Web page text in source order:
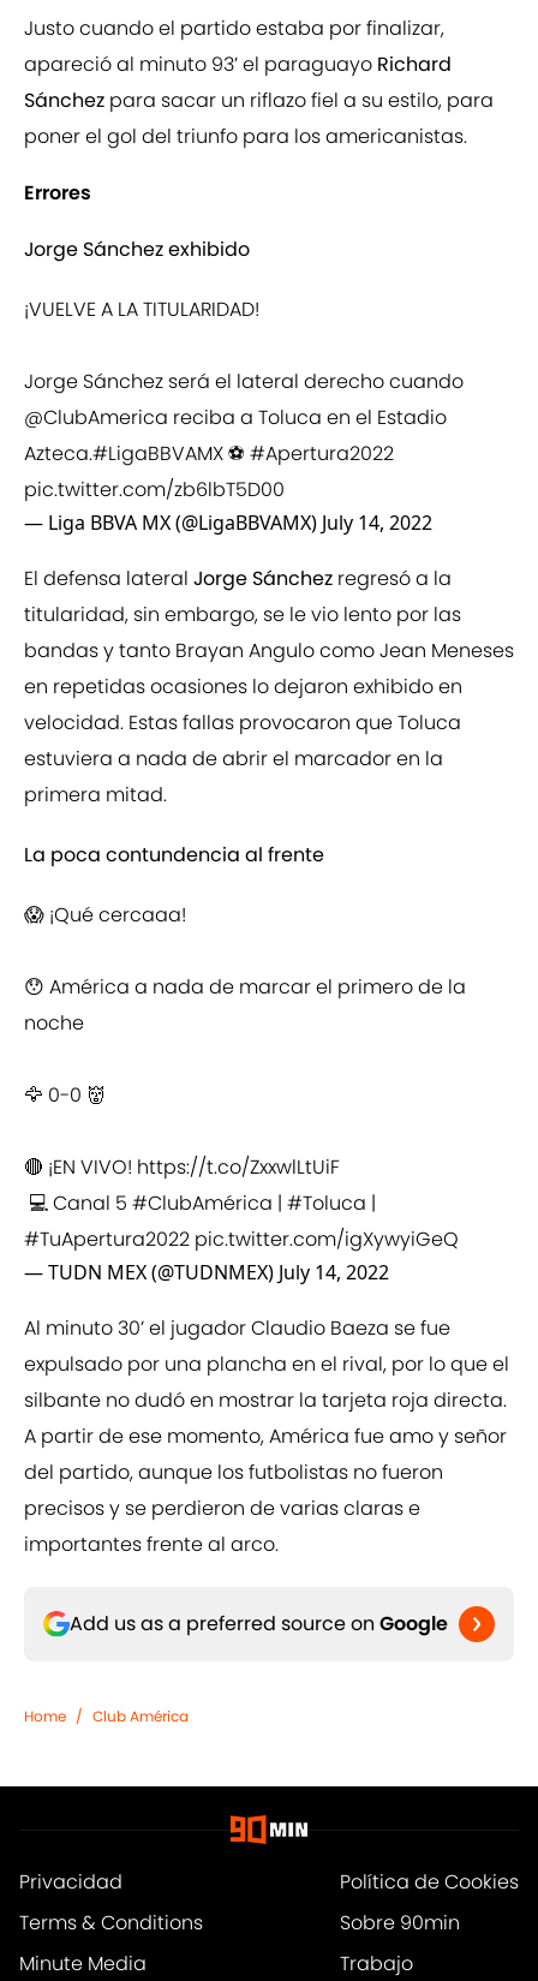
Justo cuando el partido estaba por finalizar,
apareció al minuto 93’ el paraguayo Richard
Sánchez para sacar un riflazo fiel a su estilo, para
poner el gol del triunfo para los americanistas.
Errores
Jorge Sánchez exhibido
¡VUELVE A LA TITULARIDAD!
Jorge Sánchez será el lateral derecho cuando
@ClubAmerica reciba a Toluca en el Estadio
Azteca.#LigaBBVAMX⚽ #Apertura2022
pic.twitter.com/zb6lbT5D00
— Liga BBVA MX (@LigaBBVAMX) July 14, 2022
El defensa lateral Jorge Sánchez regresó a la
titularidad, sin embargo, se le vio lento por las
bandas y tanto Brayan Angulo como Jean Meneses
en repetidas ocasiones lo dejaron exhibido en
velocidad. Estas fallas provocaron que Toluca
estuviera a nada de abrir el marcador en la
primera mitad.
La poca contundencia al frente
😱 ¡Qué cercaaa!
😯 América a nada de marcar el primero de la
noche
🦅 0-0 👹
🔴 ¡EN VIVO! https://t.co/ZxxwlLtUiF
💻 Canal 5 #ClubAmérica | #Toluca |
#TuApertura2022 pic.twitter.com/igXywyiGeQ
— TUDN MEX (@TUDNMEX) July 14, 2022
Al minuto 30’ el jugador Claudio Baeza se fue
expulsado por una plancha en el rival, por lo que el
silbante no dudó en mostrar la tarjeta roja directa.
A partir de ese momento, América fue amo y señor
del partido, aunque los futbolistas no fueron
precisos y se perdieron de varias claras e
importantes frente al arco.
Add us as a preferred source on Google
Home / Club América
Privacidad
Política de Cookies
Terms & Conditions
Sobre 90min
Minute Media
Trabajo